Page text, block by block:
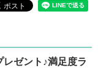
レゼント♪満足度ラ